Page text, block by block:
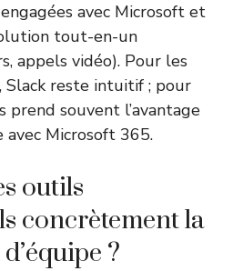
avec Microsoft et
tout-en-un
appels vidéo). Pour les
reste intuitif ; pour
prend souvent l’avantage
avec Microsoft 365.
outils
concrètement la
?